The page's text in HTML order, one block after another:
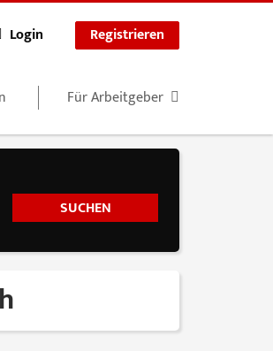
Login Registrieren
Für Arbeitgeber